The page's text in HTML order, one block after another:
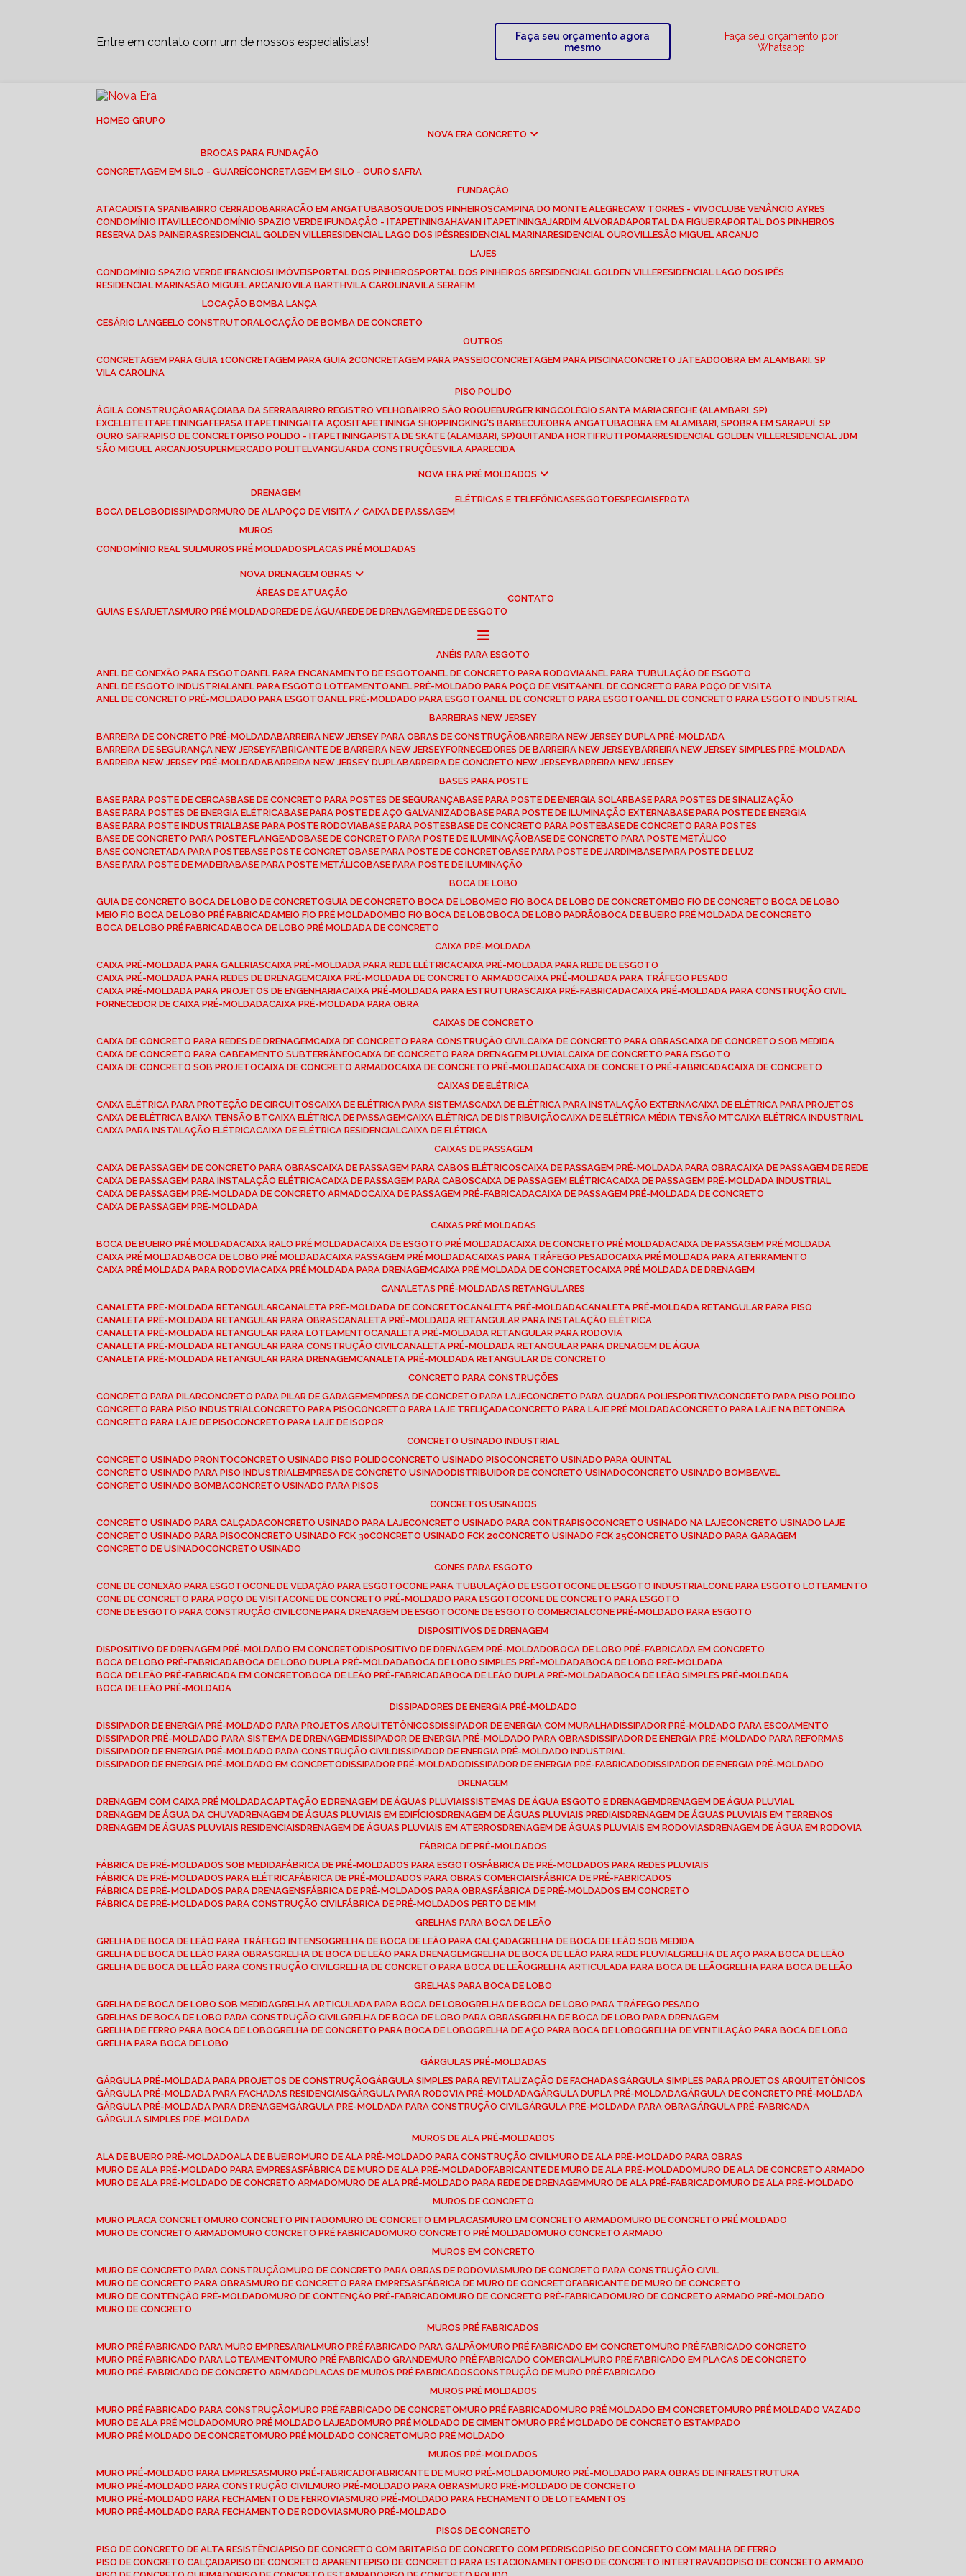
Entre em contato com um de nossos especialistas!
Faça seu orçamento agora
mesmo
Faça seu orçamento por
Whatsapp
HOME
O GRUPO
NOVA ERA CONCRETO
BROCAS PARA FUNDAÇÃO
CONCRETAGEM EM SILO - GUAREÍ CONCRETAGEM EM SILO - OURO SAFRA
FUNDAÇÃO
ATACADISTA SPANI BAIRRO CERRADO BARRACÃO EM ANGATUBA BOSQUE DOS PINHEIROS CAMPINA DO MONTE ALEGRE CAW TORRES - VIVO CLUBE VENÂNCIO AYRES
CONDOMÍNIO ITAVILLE CONDOMÍNIO SPAZIO VERDE I FUNDAÇÃO - ITAPETININGA HAVAN ITAPETININGA JARDIM ALVORADA PORTAL DA FIGUEIRA PORTAL DOS PINHEIROS
RESERVA DAS PAINEIRAS RESIDENCIAL GOLDEN VILLE RESIDENCIAL LAGO DOS IPÊS RESIDENCIAL MARINA RESIDENCIAL OUROVILLE SÃO MIGUEL ARCANJO
LAJES
CONDOMÍNIO SPAZIO VERDE I FRANCIOSI IMÓVEIS PORTAL DOS PINHEIROS PORTAL DOS PINHEIROS 6 RESIDENCIAL GOLDEN VILLE RESIDENCIAL LAGO DOS IPÊS
RESIDENCIAL MARINA SÃO MIGUEL ARCANJO VILA BARTH VILA CAROLINA VILA SERAFIM
LOCAÇÃO BOMBA LANÇA
CESÁRIO LANGE ELO CONSTRUTORA LOCAÇÃO DE BOMBA DE CONCRETO
OUTROS
CONCRETAGEM PARA GUIA 1 CONCRETAGEM PARA GUIA 2 CONCRETAGEM PARA PASSEIO CONCRETAGEM PARA PISCINA CONCRETO JATEADO
OBRA EM ALAMBARI, SP
VILA CAROLINA
PISO POLIDO
ÁGILA CONSTRUÇÃO ARAÇOIABA DA SERRA BAIRRO REGISTRO VELHO BAIRRO SÃO ROQUE BURGER KING COLÉGIO SANTA MARIA CRECHE (ALAMBARI, SP)
EXCELEITE ITAPETININGA FEPASA ITAPETININGA ITA AÇOS ITAPETININGA SHOPPING KING'S BARBECUE OBRA ANGATUBA OBRA EM ALAMBARI, SP
OBRA EM SARAPUÍ, SP
OURO SAFRA PISO DE CONCRETO PISO POLIDO - ITAPETININGA PISTA DE SKATE (ALAMBARI, SP) QUITANDA HORTIFRUTI POMAR RESIDENCIAL GOLDEN VILLE RESIDENCIAL JDM
SÃO MIGUEL ARCANJO SUPERMERCADO POLITEL VANGUARDA CONSTRUÇÕES VILA APARECIDA
NOVA ERA PRÉ MOLDADOS
DRENAGEM
BOCA DE LOBO DISSIPADOR MURO DE ALA POÇO DE VISITA / CAIXA DE PASSAGEM
ELÉTRICAS E TELEFÔNICAS ESGOTO ESPECIAIS FROTA
MUROS
CONDOMÍNIO REAL SUL
MUROS PRÉ MOLDADOS PLACAS PRÉ MOLDADAS
NOVA DRENAGEM OBRAS
ÁREAS DE ATUAÇÃO
GUIAS E SARJETAS
MURO PRÉ MOLDADO REDE DE ÁGUA REDE DE DRENAGEM REDE DE ESGOTO
CONTATO
ANÉIS PARA ESGOTO
ANEL DE CONEXÃO PARA ESGOTO ANEL PARA ENCANAMENTO DE ESGOTO ANEL DE CONCRETO PARA RODOVIA ANEL PARA TUBULAÇÃO DE ESGOTO
ANEL DE ESGOTO INDUSTRIAL ANEL PARA ESGOTO LOTEAMENTO ANEL PRÉ-MOLDADO PARA POÇO DE VISITA ANEL DE CONCRETO PARA POÇO DE VISITA
ANEL DE CONCRETO PRÉ-MOLDADO PARA ESGOTO ANEL PRÉ-MOLDADO PARA ESGOTO ANEL DE CONCRETO PARA ESGOTO ANEL DE CONCRETO PARA ESGOTO INDUSTRIAL
BARREIRAS NEW JERSEY
BARREIRA DE CONCRETO PRÉ-MOLDADA BARREIRA NEW JERSEY PARA OBRAS DE CONSTRUÇÃO BARREIRA NEW JERSEY DUPLA PRÉ-MOLDADA
BARREIRA DE SEGURANÇA NEW JERSEY FABRICANTE DE BARREIRA NEW JERSEY FORNECEDORES DE BARREIRA NEW JERSEY BARREIRA NEW JERSEY SIMPLES PRÉ-MOLDADA
BARREIRA NEW JERSEY PRÉ-MOLDADA BARREIRA NEW JERSEY DUPLA BARREIRA DE CONCRETO NEW JERSEY BARREIRA NEW JERSEY
BASES PARA POSTE
BASE PARA POSTE DE CERCAS BASE DE CONCRETO PARA POSTES DE SEGURANÇA BASE PARA POSTE DE ENERGIA SOLAR BASE PARA POSTES DE SINALIZAÇÃO
BASE PARA POSTES DE ENERGIA ELÉTRICA BASE PARA POSTE DE AÇO GALVANIZADO BASE PARA POSTE DE ILUMINAÇÃO EXTERNA BASE PARA POSTE DE ENERGIA
BASE PARA POSTE INDUSTRIAL BASE PARA POSTE RODOVIA BASE PARA POSTES BASE DE CONCRETO PARA POSTE BASE DE CONCRETO PARA POSTES
BASE DE CONCRETO PARA POSTE FLANGEADO BASE DE CONCRETO PARA POSTE DE ILUMINAÇÃO BASE DE CONCRETO PARA POSTE METÁLICO
BASE CONCRETADA PARA POSTE BASE POSTE CONCRETO BASE PARA POSTE DE CONCRETO BASE PARA POSTE DE JARDIM BASE PARA POSTE DE LUZ
BASE PARA POSTE DE MADEIRA BASE PARA POSTE METÁLICO BASE PARA POSTE DE ILUMINAÇÃO
BOCA DE LOBO
GUIA DE CONCRETO BOCA DE LOBO DE CONCRETO
GUIA DE CONCRETO BOCA DE LOBO MEIO FIO BOCA DE LOBO DE CONCRETO
MEIO FIO DE CONCRETO BOCA DE LOBO
MEIO FIO BOCA DE LOBO PRÉ FABRICADA
MEIO FIO PRÉ MOLDADO MEIO FIO BOCA DE LOBO BOCA DE LOBO PADRÃO BOCA DE BUEIRO PRÉ MOLDADA DE CONCRETO
BOCA DE LOBO PRÉ FABRICADA BOCA DE LOBO PRÉ MOLDADA DE CONCRETO
CAIXA PRÉ-MOLDADA
CAIXA PRÉ-MOLDADA PARA GALERIAS CAIXA PRÉ-MOLDADA PARA REDE ELÉTRICA CAIXA PRÉ-MOLDADA PARA REDE DE ESGOTO
CAIXA PRÉ-MOLDADA PARA REDES DE DRENAGEM CAIXA PRÉ-MOLDADA DE CONCRETO ARMADO CAIXA PRÉ-MOLDADA PARA TRÁFEGO PESADO
CAIXA PRÉ-MOLDADA PARA PROJETOS DE ENGENHARIA CAIXA PRÉ-MOLDADA PARA ESTRUTURAS CAIXA PRÉ-FABRICADA CAIXA PRÉ-MOLDADA PARA CONSTRUÇÃO CIVIL
FORNECEDOR DE CAIXA PRÉ-MOLDADA CAIXA PRÉ-MOLDADA PARA OBRA
CAIXAS DE CONCRETO
CAIXA DE CONCRETO PARA REDES DE DRENAGEM CAIXA DE CONCRETO PARA CONSTRUÇÃO CIVIL CAIXA DE CONCRETO PARA OBRAS CAIXA DE CONCRETO SOB MEDIDA
CAIXA DE CONCRETO PARA CABEAMENTO SUBTERRÂNEO CAIXA DE CONCRETO PARA DRENAGEM PLUVIAL CAIXA DE CONCRETO PARA ESGOTO
CAIXA DE CONCRETO SOB PROJETO CAIXA DE CONCRETO ARMADO CAIXA DE CONCRETO PRÉ-MOLDADA CAIXA DE CONCRETO PRÉ-FABRICADA CAIXA DE CONCRETO
CAIXAS DE ELÉTRICA
CAIXA ELÉTRICA PARA PROTEÇÃO DE CIRCUITOS CAIXA DE ELÉTRICA PARA SISTEMAS CAIXA DE ELÉTRICA PARA INSTALAÇÃO EXTERNA CAIXA DE ELÉTRICA PARA PROJETOS
CAIXA DE ELÉTRICA BAIXA TENSÃO BT CAIXA ELÉTRICA DE PASSAGEM CAIXA ELÉTRICA DE DISTRIBUIÇÃO CAIXA DE ELÉTRICA MÉDIA TENSÃO MT CAIXA ELÉTRICA INDUSTRIAL
CAIXA PARA INSTALAÇÃO ELÉTRICA CAIXA DE ELÉTRICA RESIDENCIAL CAIXA DE ELÉTRICA
CAIXAS DE PASSAGEM
CAIXA DE PASSAGEM DE CONCRETO PARA OBRAS CAIXA DE PASSAGEM PARA CABOS ELÉTRICOS CAIXA DE PASSAGEM PRÉ-MOLDADA PARA OBRA CAIXA DE PASSAGEM DE REDE
CAIXA DE PASSAGEM PARA INSTALAÇÃO ELÉTRICA CAIXA DE PASSAGEM PARA CABOS CAIXA DE PASSAGEM ELÉTRICA CAIXA DE PASSAGEM PRÉ-MOLDADA INDUSTRIAL
CAIXA DE PASSAGEM PRÉ-MOLDADA DE CONCRETO ARMADO CAIXA DE PASSAGEM PRÉ-FABRICADA CAIXA DE PASSAGEM PRÉ-MOLDADA DE CONCRETO
CAIXA DE PASSAGEM PRÉ-MOLDADA
CAIXAS PRÉ MOLDADAS
BOCA DE BUEIRO PRÉ MOLDADA CAIXA RALO PRÉ MOLDADA CAIXA DE ESGOTO PRÉ MOLDADA CAIXA DE CONCRETO PRÉ MOLDADA CAIXA DE PASSAGEM PRÉ MOLDADA
CAIXA PRÉ MOLDADA BOCA DE LOBO PRÉ MOLDADA CAIXA PASSAGEM PRÉ MOLDADA CAIXAS PARA TRÁFEGO PESADO CAIXA PRÉ MOLDADA PARA ATERRAMENTO
CAIXA PRÉ MOLDADA PARA RODOVIA CAIXA PRÉ MOLDADA PARA DRENAGEM CAIXA PRÉ MOLDADA DE CONCRETO CAIXA PRÉ MOLDADA DE DRENAGEM
CANALETAS PRÉ-MOLDADAS RETANGULARES
CANALETA PRÉ-MOLDADA RETANGULAR CANALETA PRÉ-MOLDADA DE CONCRETO CANALETA PRÉ-MOLDADA CANALETA PRÉ-MOLDADA RETANGULAR PARA PISO
CANALETA PRÉ-MOLDADA RETANGULAR PARA OBRAS CANALETA PRÉ-MOLDADA RETANGULAR PARA INSTALAÇÃO ELÉTRICA
CANALETA PRÉ-MOLDADA RETANGULAR PARA LOTEAMENTO CANALETA PRÉ-MOLDADA RETANGULAR PARA RODOVIA
CANALETA PRÉ-MOLDADA RETANGULAR PARA CONSTRUÇÃO CIVIL CANALETA PRÉ-MOLDADA RETANGULAR PARA DRENAGEM DE ÁGUA
CANALETA PRÉ-MOLDADA RETANGULAR PARA DRENAGEM CANALETA PRÉ-MOLDADA RETANGULAR DE CONCRETO
CONCRETO PARA CONSTRUÇÕES
CONCRETO PARA PILAR CONCRETO PARA PILAR DE GARAGEM EMPRESA DE CONCRETO PARA LAJE CONCRETO PARA QUADRA POLIESPORTIVA CONCRETO PARA PISO POLIDO
CONCRETO PARA PISO INDUSTRIAL CONCRETO PARA PISO CONCRETO PARA LAJE TRELIÇADA CONCRETO PARA LAJE PRÉ MOLDADA CONCRETO PARA LAJE NA BETONEIRA
CONCRETO PARA LAJE DE PISO CONCRETO PARA LAJE DE ISOPOR
CONCRETO USINADO INDUSTRIAL
CONCRETO USINADO PRONTO CONCRETO USINADO PISO POLIDO CONCRETO USINADO PISO CONCRETO USINADO PARA QUINTAL
CONCRETO USINADO PARA PISO INDUSTRIAL EMPRESA DE CONCRETO USINADO DISTRIBUIDOR DE CONCRETO USINADO CONCRETO USINADO BOMBEAVEL
CONCRETO USINADO BOMBA CONCRETO USINADO PARA PISOS
CONCRETOS USINADOS
CONCRETO USINADO PARA CALÇADA CONCRETO USINADO PARA LAJE CONCRETO USINADO PARA CONTRAPISO CONCRETO USINADO NA LAJE CONCRETO USINADO LAJE
CONCRETO USINADO PARA PISO CONCRETO USINADO FCK 30 CONCRETO USINADO FCK 20 CONCRETO USINADO FCK 25 CONCRETO USINADO PARA GARAGEM
CONCRETO DE USINADO CONCRETO USINADO
CONES PARA ESGOTO
CONE DE CONEXÃO PARA ESGOTO CONE DE VEDAÇÃO PARA ESGOTO CONE PARA TUBULAÇÃO DE ESGOTO CONE DE ESGOTO INDUSTRIAL CONE PARA ESGOTO LOTEAMENTO
CONE DE CONCRETO PARA POÇO DE VISITA CONE DE CONCRETO PRÉ-MOLDADO PARA ESGOTO CONE DE CONCRETO PARA ESGOTO
CONE DE ESGOTO PARA CONSTRUÇÃO CIVIL CONE PARA DRENAGEM DE ESGOTO CONE DE ESGOTO COMERCIAL CONE PRÉ-MOLDADO PARA ESGOTO
DISPOSITIVOS DE DRENAGEM
DISPOSITIVO DE DRENAGEM PRÉ-MOLDADO EM CONCRETO DISPOSITIVO DE DRENAGEM PRÉ-MOLDADO BOCA DE LOBO PRÉ-FABRICADA EM CONCRETO
BOCA DE LOBO PRÉ-FABRICADA BOCA DE LOBO DUPLA PRÉ-MOLDADA BOCA DE LOBO SIMPLES PRÉ-MOLDADA BOCA DE LOBO PRÉ-MOLDADA
BOCA DE LEÃO PRÉ-FABRICADA EM CONCRETO BOCA DE LEÃO PRÉ-FABRICADA BOCA DE LEÃO DUPLA PRÉ-MOLDADA BOCA DE LEÃO SIMPLES PRÉ-MOLDADA
BOCA DE LEÃO PRÉ-MOLDADA
DISSIPADORES DE ENERGIA PRÉ-MOLDADO
DISSIPADOR DE ENERGIA PRÉ-MOLDADO PARA PROJETOS ARQUITETÔNICOS DISSIPADOR DE ENERGIA COM MURALHA DISSIPADOR PRÉ-MOLDADO PARA ESCOAMENTO
DISSIPADOR PRÉ-MOLDADO PARA SISTEMA DE DRENAGEM DISSIPADOR DE ENERGIA PRÉ-MOLDADO PARA OBRAS DISSIPADOR DE ENERGIA PRÉ-MOLDADO PARA REFORMAS
DISSIPADOR DE ENERGIA PRÉ-MOLDADO PARA CONSTRUÇÃO CIVIL DISSIPADOR DE ENERGIA PRÉ-MOLDADO INDUSTRIAL
DISSIPADOR DE ENERGIA PRÉ-MOLDADO EM CONCRETO DISSIPADOR PRÉ-MOLDADO DISSIPADOR DE ENERGIA PRÉ-FABRICADO DISSIPADOR DE ENERGIA PRÉ-MOLDADO
DRENAGEM
DRENAGEM COM CAIXA PRÉ MOLDADA CAPTAÇÃO E DRENAGEM DE ÁGUAS PLUVIAIS SISTEMAS DE ÁGUA ESGOTO E DRENAGEM DRENAGEM DE ÁGUA PLUVIAL
DRENAGEM DE ÁGUA DA CHUVA DRENAGEM DE ÁGUAS PLUVIAIS EM EDIFÍCIOS DRENAGEM DE ÁGUAS PLUVIAIS PREDIAIS DRENAGEM DE ÁGUAS PLUVIAIS EM TERRENOS
DRENAGEM DE ÁGUAS PLUVIAIS RESIDENCIAIS DRENAGEM DE ÁGUAS PLUVIAIS EM ATERROS DRENAGEM DE ÁGUAS PLUVIAIS EM RODOVIAS DRENAGEM DE ÁGUA EM RODOVIA
FÁBRICA DE PRÉ-MOLDADOS
FÁBRICA DE PRÉ-MOLDADOS SOB MEDIDA FÁBRICA DE PRÉ-MOLDADOS PARA ESGOTOS FÁBRICA DE PRÉ-MOLDADOS PARA REDES PLUVIAIS
FÁBRICA DE PRÉ-MOLDADOS PARA ELÉTRICA FÁBRICA DE PRÉ-MOLDADOS PARA OBRAS COMERCIAIS FÁBRICA DE PRÉ-FABRICADOS
FÁBRICA DE PRÉ-MOLDADOS PARA DRENAGENS FÁBRICA DE PRÉ-MOLDADOS PARA OBRAS FÁBRICA DE PRÉ-MOLDADOS EM CONCRETO
FÁBRICA DE PRÉ-MOLDADOS PARA CONSTRUÇÃO CIVIL FÁBRICA DE PRÉ-MOLDADOS PERTO DE MIM
GRELHAS PARA BOCA DE LEÃO
GRELHA DE BOCA DE LEÃO PARA TRÁFEGO INTENSO
GRELHA DE BOCA DE LEÃO PARA CALÇADA
GRELHA DE BOCA DE LEÃO SOB MEDIDA
GRELHA DE BOCA DE LEÃO PARA OBRAS
GRELHA DE BOCA DE LEÃO PARA DRENAGEM GRELHA DE BOCA DE LEÃO PARA REDE PLUVIAL
GRELHA DE AÇO PARA BOCA DE LEÃO
GRELHA DE BOCA DE LEÃO PARA CONSTRUÇÃO CIVIL
GRELHA DE CONCRETO PARA BOCA DE LEÃO GRELHA ARTICULADA PARA BOCA DE LEÃO
GRELHA PARA BOCA DE LEÃO
GRELHAS PARA BOCA DE LOBO
GRELHA DE BOCA DE LOBO SOB MEDIDA
GRELHA ARTICULADA PARA BOCA DE LOBO
GRELHA DE BOCA DE LOBO PARA TRÁFEGO PESADO
GRELHAS DE BOCA DE LOBO PARA CONSTRUÇÃO CIVIL
GRELHA DE BOCA DE LOBO PARA OBRAS
GRELHA DE BOCA DE LOBO PARA DRENAGEM
GRELHA DE FERRO PARA BOCA DE LOBO
GRELHA DE CONCRETO PARA BOCA DE LOBO GRELHA DE AÇO PARA BOCA DE LOBO
GRELHA DE VENTILAÇÃO PARA BOCA DE LOBO
GRELHA PARA BOCA DE LOBO
GÁRGULAS PRÉ-MOLDADAS
GÁRGULA PRÉ-MOLDADA PARA PROJETOS DE CONSTRUÇÃO
GÁRGULA SIMPLES PARA REVITALIZAÇÃO DE FACHADAS
GÁRGULA SIMPLES PARA PROJETOS ARQUITETÔNICOS
GÁRGULA PRÉ-MOLDADA PARA FACHADAS RESIDENCIAIS
GÁRGULA PARA RODOVIA PRÉ-MOLDADA GÁRGULA DUPLA PRÉ-MOLDADA
GÁRGULA DE CONCRETO PRÉ-MOLDADA
GÁRGULA PRÉ-MOLDADA PARA DRENAGEM
GÁRGULA PRÉ-MOLDADA PARA CONSTRUÇÃO CIVIL GÁRGULA PRÉ-MOLDADA PARA OBRA
GÁRGULA PRÉ-FABRICADA
GÁRGULA SIMPLES PRÉ-MOLDADA
MUROS DE ALA PRÉ-MOLDADOS
ALA DE BUEIRO PRÉ-MOLDADO ALA DE BUEIRO MURO DE ALA PRÉ-MOLDADO PARA CONSTRUÇÃO CIVIL
MURO DE ALA PRÉ-MOLDADO PARA OBRAS
MURO DE ALA PRÉ-MOLDADO PARA EMPRESAS FÁBRICA DE MURO DE ALA PRÉ-MOLDADO FABRICANTE DE MURO DE ALA PRÉ-MOLDADO
MURO DE ALA DE CONCRETO ARMADO
MURO DE ALA PRÉ-MOLDADO DE CONCRETO ARMADO
MURO DE ALA PRÉ-MOLDADO PARA REDE DE DRENAGEM MURO DE ALA PRÉ-FABRICADO
MURO DE ALA PRÉ-MOLDADO
MUROS DE CONCRETO
MURO PLACA CONCRETO
MURO CONCRETO PINTADO MURO DE CONCRETO EM PLACAS MURO EM CONCRETO ARMADO
MURO DE CONCRETO PRÉ MOLDADO
MURO DE CONCRETO ARMADO
MURO CONCRETO PRÉ FABRICADO MURO CONCRETO PRÉ MOLDADO
MURO CONCRETO ARMADO
MUROS EM CONCRETO
MURO DE CONCRETO PARA CONSTRUÇÃO
MURO DE CONCRETO PARA OBRAS DE RODOVIAS
MURO DE CONCRETO PARA CONSTRUÇÃO CIVIL
MURO DE CONCRETO PARA OBRAS
MURO DE CONCRETO PARA EMPRESAS FÁBRICA DE MURO DE CONCRETO FABRICANTE DE MURO DE CONCRETO
MURO DE CONTENÇÃO PRÉ-MOLDADO
MURO DE CONTENÇÃO PRÉ-FABRICADO MURO DE CONCRETO PRÉ-FABRICADO
MURO DE CONCRETO ARMADO PRÉ-MOLDADO
MURO DE CONCRETO
MUROS PRÉ FABRICADOS
MURO PRÉ FABRICADO PARA MURO EMPRESARIAL
MURO PRÉ FABRICADO PARA GALPÃO MURO PRÉ FABRICADO EM CONCRETO
MURO PRÉ FABRICADO CONCRETO
MURO PRÉ FABRICADO PARA LOTEAMENTO
MURO PRÉ FABRICADO GRANDE MURO PRÉ FABRICADO COMERCIAL
MURO PRÉ FABRICADO EM PLACAS DE CONCRETO
MURO PRÉ-FABRICADO DE CONCRETO ARMADO PLACAS DE MUROS PRÉ FABRICADOS CONSTRUÇÃO DE MURO PRÉ FABRICADO
MUROS PRÉ MOLDADOS
MURO PRÉ FABRICADO PARA CONSTRUÇÃO
MURO PRÉ FABRICADO DE CONCRETO MURO PRÉ FABRICADO MURO PRÉ MOLDADO EM CONCRETO
MURO PRÉ MOLDADO VAZADO
MURO DE ALA PRÉ MOLDADO
MURO PRÉ MOLDADO LAJEADO MURO PRÉ MOLDADO DE CIMENTO
MURO PRÉ MOLDADO DE CONCRETO ESTAMPADO
MURO PRÉ MOLDADO DE CONCRETO
MURO PRÉ MOLDADO CONCRETO
MURO PRÉ MOLDADO
MUROS PRÉ-MOLDADOS
MURO PRÉ-MOLDADO PARA EMPRESAS
MURO PRÉ-FABRICADO FABRICANTE DE MURO PRÉ-MOLDADO
MURO PRÉ-MOLDADO PARA OBRAS DE INFRAESTRUTURA
MURO PRÉ-MOLDADO PARA CONSTRUÇÃO CIVIL
MURO PRÉ-MOLDADO PARA OBRAS
MURO PRÉ-MOLDADO DE CONCRETO
MURO PRÉ-MOLDADO PARA FECHAMENTO DE FERROVIAS
MURO PRÉ-MOLDADO PARA FECHAMENTO DE LOTEAMENTOS
MURO PRÉ-MOLDADO PARA FECHAMENTO DE RODOVIAS
MURO PRÉ-MOLDADO
PISOS DE CONCRETO
PISO DE CONCRETO DE ALTA RESISTÊNCIA PISO DE CONCRETO COM BRITA PISO DE CONCRETO COM PEDRISCO PISO DE CONCRETO COM MALHA DE FERRO
PISO DE CONCRETO CALÇADA PISO DE CONCRETO APARENTE PISO DE CONCRETO PARA ESTACIONAMENTO PISO DE CONCRETO INTERTRAVADO PISO DE CONCRETO ARMADO